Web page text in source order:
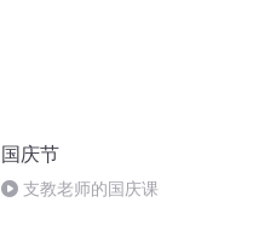
国庆节
支教老师的国庆课